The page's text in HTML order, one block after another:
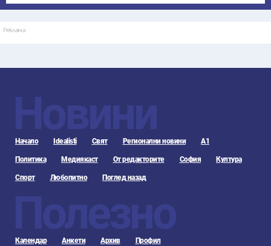
Реклама
Новини
Начало Idealisti Свят Регионални новини А1
Политика Медиякаст От редакторите София Култура
Спорт Любопитно Поглед назад
Полезно
Календар Анкети Архив Профил